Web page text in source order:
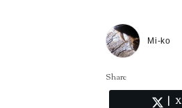
Mi-ko
Share
X